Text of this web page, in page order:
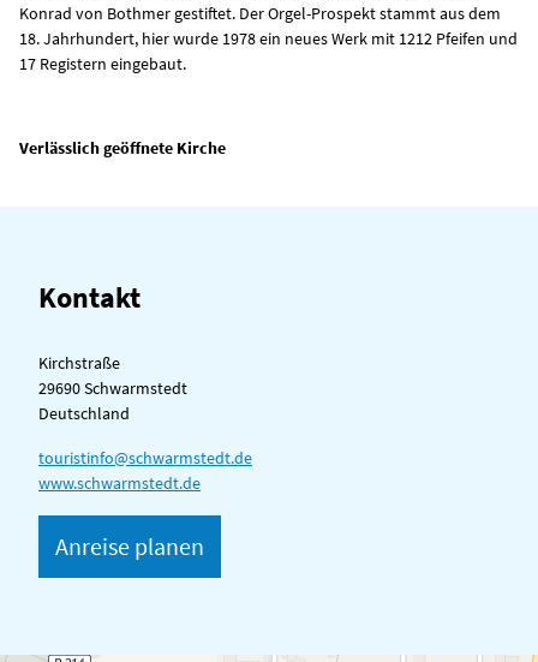
Konrad von Bothmer gestiftet. Der Orgel-Prospekt stammt aus dem
18. Jahrhundert, hier wurde 1978 ein neues Werk mit 1212 Pfeifen und
17 Registern eingebaut.
Verlässlich geöffnete Kirche
Kontakt
Kirchstraße
29690 Schwarmstedt
Deutschland
touristinfo@schwarmstedt.de
www.schwarmstedt.de
Anreise planen